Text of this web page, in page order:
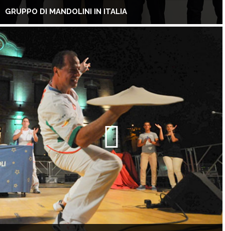
GRUPPO DI MANDOLINI IN ITALIA